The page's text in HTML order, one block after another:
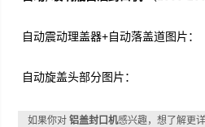
自动震动理盖器+自动落盖道图片：
自动旋盖头部分图片：
如果你对铝盖封口机感兴趣，想了解更